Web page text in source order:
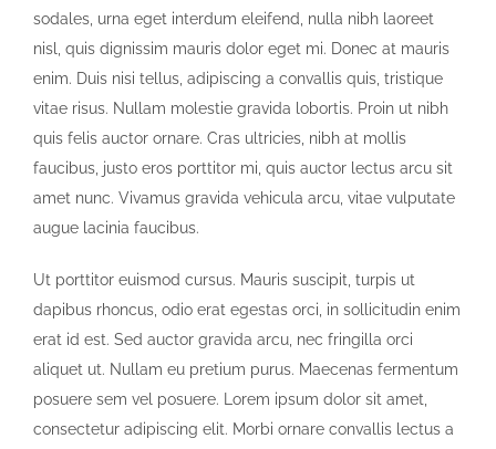
sodales, urna eget interdum eleifend, nulla nibh laoreet
nisl, quis dignissim mauris dolor eget mi. Donec at mauris
enim. Duis nisi tellus, adipiscing a convallis quis, tristique
vitae risus. Nullam molestie gravida lobortis. Proin ut nibh
quis felis auctor ornare. Cras ultricies, nibh at mollis
faucibus, justo eros porttitor mi, quis auctor lectus arcu sit
amet nunc. Vivamus gravida vehicula arcu, vitae vulputate
augue lacinia faucibus.
Ut porttitor euismod cursus. Mauris suscipit, turpis ut
dapibus rhoncus, odio erat egestas orci, in sollicitudin enim
erat id est. Sed auctor gravida arcu, nec fringilla orci
aliquet ut. Nullam eu pretium purus. Maecenas fermentum
posuere sem vel posuere. Lorem ipsum dolor sit amet,
consectetur adipiscing elit. Morbi ornare convallis lectus a